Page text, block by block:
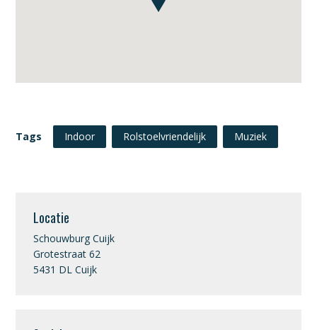
Tags Indoor Rolstoelvriendelijk Muziek
Locatie
Schouwburg Cuijk
Grotestraat 62
5431 DL Cuijk